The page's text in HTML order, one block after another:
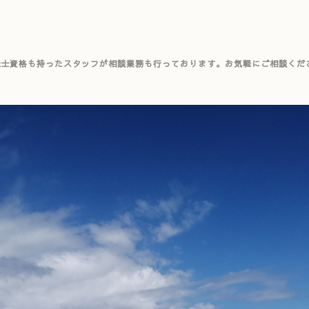
資格も持ったスタッフが相談業務も行っております。お気軽にご相談くだ